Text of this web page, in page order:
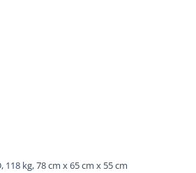
kg, 78 cm x 65 cm x 55 cm